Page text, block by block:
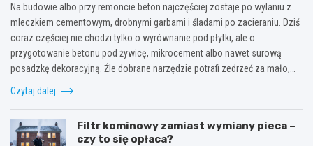
Na budowie albo przy remoncie beton najczęściej zostaje po wylaniu z
mleczkiem cementowym, drobnymi garbami i śladami po zacieraniu. Dziś
coraz częściej nie chodzi tylko o wyrównanie pod płytki, ale o
przygotowanie betonu pod żywicę, mikrocement albo nawet surową
posadzkę dekoracyjną. Źle dobrane narzędzie potrafi zedrzeć za mało,…
Czytaj dalej
Filtr kominowy zamiast wymiany pieca –
czy to się opłaca?